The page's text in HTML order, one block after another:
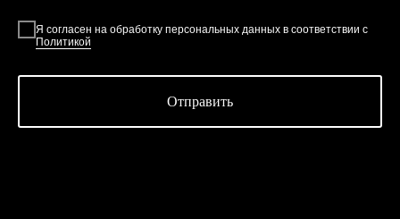
Я согласен на обработку персональных данных в соответствии с
Политикой
Отправить